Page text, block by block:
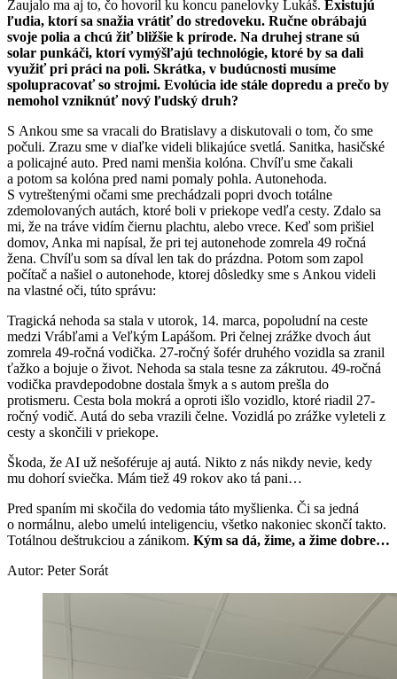
Zaujalo ma aj to, čo hovoril ku koncu panelovky Lukáš. Existujú
ľudia, ktorí sa snažia vrátiť do stredoveku. Ručne obrábajú
svoje polia a chcú žiť bližšie k prírode. Na druhej strane sú
solar punkáči, ktorí vymýšľajú technológie, ktoré by sa dali
využiť pri práci na poli. Skrátka, v budúcnosti musíme
spolupracovať so strojmi. Evolúcia ide stále dopredu a prečo by
nemohol vzniknúť nový ľudský druh?
S Ankou sme sa vracali do Bratislavy a diskutovali o tom, čo sme
počuli. Zrazu sme v diaľke videli blikajúce svetlá. Sanitka, hasičské
a policajné auto. Pred nami menšia kolóna. Chvíľu sme čakali
a potom sa kolóna pred nami pomaly pohla. Autonehoda.
S vytreštenými očami sme prechádzali popri dvoch totálne
zdemolovaných autách, ktoré boli v priekope vedľa cesty. Zdalo sa
mi, že na tráve vidím čiernu plachtu, alebo vrece. Keď som prišiel
domov, Anka mi napísal, že pri tej autonehode zomrela 49 ročná
žena. Chvíľu som sa díval len tak do prázdna. Potom som zapol
počítač a našiel o autonehode, ktorej dôsledky sme s Ankou videli
na vlastné oči, túto správu:
Tragická nehoda sa stala v utorok, 14. marca, popoludní na ceste
medzi Vrábľami a Veľkým Lapášom. Pri čelnej zrážke dvoch áut
zomrela 49-ročná vodička. 27-ročný šofér druhého vozidla sa zranil
ťažko a bojuje o život. Nehoda sa stala tesne za zákrutou. 49-ročná
vodička pravdepodobne dostala šmyk a s autom prešla do
protismeru. Cesta bola mokrá a oproti išlo vozidlo, ktoré riadil 27-
ročný vodič. Autá do seba vrazili čelne. Vozidlá po zrážke vyleteli z
cesty a skončili v priekope.
Škoda, že AI už nešoféruje aj autá. Nikto z nás nikdy nevie, kedy
mu dohorí sviečka. Mám tiež 49 rokov ako tá pani…
Pred spaním mi skočila do vedomia táto myšlienka. Či sa jedná
o normálnu, alebo umelú inteligenciu, všetko nakoniec skončí takto.
Totálnou deštrukciou a zánikom. Kým sa dá, žime, a žime dobre…
Autor: Peter Sorát